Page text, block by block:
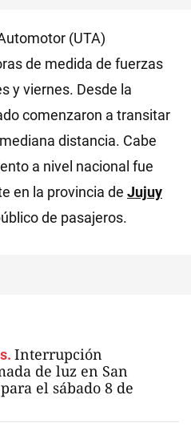
(UTA)
de medida de fuerzas
y viernes. Desde la
comenzaron a transitar
distancia. Cabe
a nivel nacional fue
en la provincia de Jujuy
de pasajeros.
Interrupción
de luz en San
el sábado 8 de